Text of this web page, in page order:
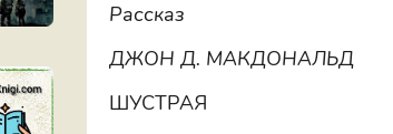
Рассказ
ДЖОН Д. МАКДОНАЛЬД
ШУСТРАЯ